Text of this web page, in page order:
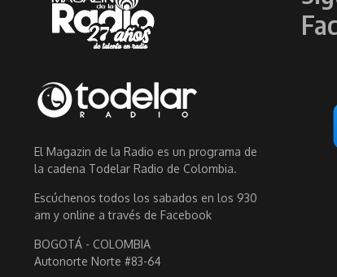
El Magazin de la Radio es un programa de
la cadena Todelar Radio de Colombia.
Escúchenos todos los sabados en los 930
am y online a través de Facebook
BOGOTÁ - COLOMBIA
Autonorte Norte #83-64